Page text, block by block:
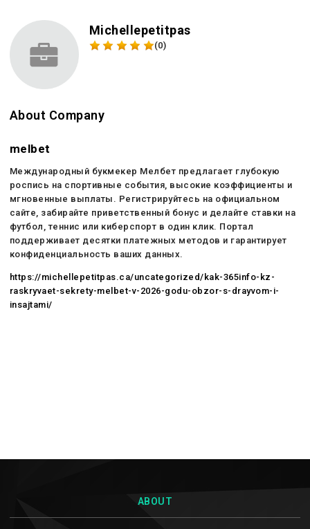
Michellepetitpas
(0)
About Company
melbet
Международный букмекер Мелбет предлагает глубокую
роспись на спортивные события, высокие коэффициенты и
мгновенные выплаты. Регистрируйтесь на официальном
сайте, забирайте приветственный бонус и делайте ставки на
футбол, теннис или киберспорт в один клик. Портал
поддерживает десятки платежных методов и гарантирует
конфиденциальность ваших данных.
https://michellepetitpas.ca/uncategorized/kak-365info-kz-
raskryvaet-sekrety-melbet-v-2026-godu-obzor-s-drayvom-i-
insajtami/
ABOUT